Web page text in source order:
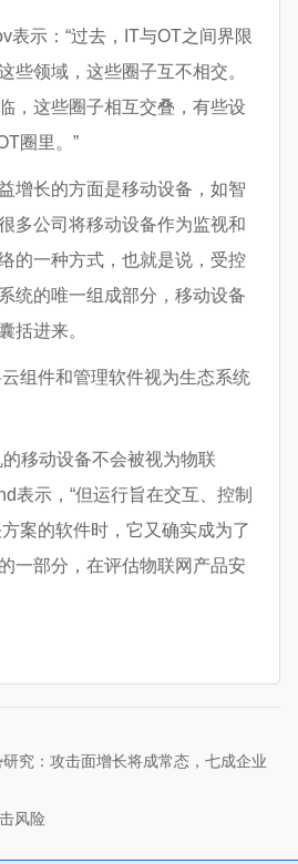
表示：“过去，IT与OT之间界限
些领域，这些圈子互不相交。
，这些圈子相互交叠，有些设
圈里。”
增长的方面是移动设备，如智
多公司将移动设备作为监视和
的一种方式，也就是说，受控
统的唯一组成部分，移动设备
括进来。
组件和管理软件视为生态系统
移动设备不会被视为物联
表示，“但运行旨在交互、控制
案的软件时，它又确实成为了
一部分，在评估物联网产品安
究：攻击面增长将成常态，七成企业
风险